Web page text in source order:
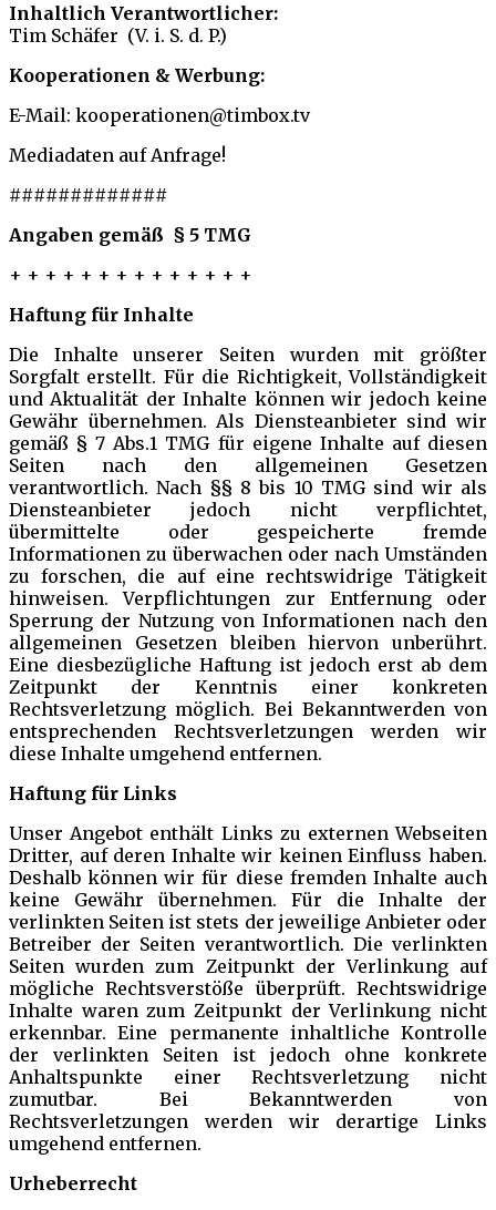
Inhaltlich Verantwortlicher:
Tim Schäfer (V. i. S. d. P.)
Kooperationen & Werbung:
E-Mail: kooperationen@timbox.tv
Mediadaten auf Anfrage!
#############
Angaben gemäß § 5 TMG
+ + + + + + + + + + + + + +
Haftung für Inhalte
Die Inhalte unserer Seiten wurden mit größter
Sorgfalt erstellt. Für die Richtigkeit, Vollständigkeit
und Aktualität der Inhalte können wir jedoch keine
Gewähr übernehmen. Als Diensteanbieter sind wir
gemäß § 7 Abs.1 TMG für eigene Inhalte auf diesen
Seiten nach den allgemeinen Gesetzen
verantwortlich. Nach §§ 8 bis 10 TMG sind wir als
Diensteanbieter jedoch nicht verpflichtet,
übermittelte oder gespeicherte fremde
Informationen zu überwachen oder nach Umständen
zu forschen, die auf eine rechtswidrige Tätigkeit
hinweisen. Verpflichtungen zur Entfernung oder
Sperrung der Nutzung von Informationen nach den
allgemeinen Gesetzen bleiben hiervon unberührt.
Eine diesbezügliche Haftung ist jedoch erst ab dem
Zeitpunkt der Kenntnis einer konkreten
Rechtsverletzung möglich. Bei Bekanntwerden von
entsprechenden Rechtsverletzungen werden wir
diese Inhalte umgehend entfernen.
Haftung für Links
Unser Angebot enthält Links zu externen Webseiten
Dritter, auf deren Inhalte wir keinen Einfluss haben.
Deshalb können wir für diese fremden Inhalte auch
keine Gewähr übernehmen. Für die Inhalte der
verlinkten Seiten ist stets der jeweilige Anbieter oder
Betreiber der Seiten verantwortlich. Die verlinkten
Seiten wurden zum Zeitpunkt der Verlinkung auf
mögliche Rechtsverstöße überprüft. Rechtswidrige
Inhalte waren zum Zeitpunkt der Verlinkung nicht
erkennbar. Eine permanente inhaltliche Kontrolle
der verlinkten Seiten ist jedoch ohne konkrete
Anhaltspunkte einer Rechtsverletzung nicht
zumutbar. Bei Bekanntwerden von
Rechtsverletzungen werden wir derartige Links
umgehend entfernen.
Urheberrecht